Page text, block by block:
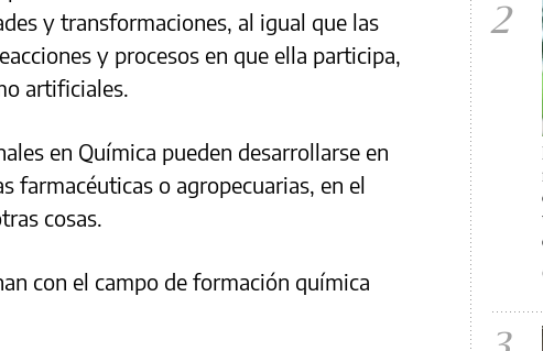
y transformaciones, al igual que las
y procesos en que ella participa,
artificiales.
en Química pueden desarrollarse en
farmacéuticas o agropecuarias, en el
cosas.
con el campo de formación química
2